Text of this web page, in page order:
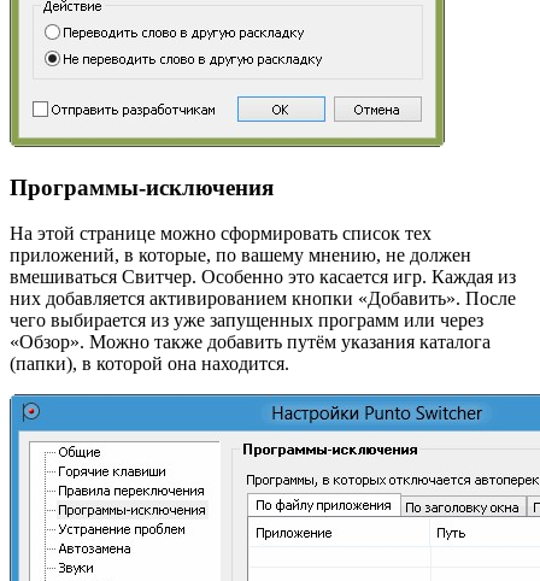
Программы-исключения
На этой странице можно сформировать список тех
приложений, в которые, по вашему мнению, не должен
вмешиваться Свитчер. Особенно это касается игр. Каждая из
них добавляется активированием кнопки «Добавить». После
чего выбирается из уже запущенных программ или через
«Обзор». Можно также добавить путём указания каталога
(папки), в которой она находится.